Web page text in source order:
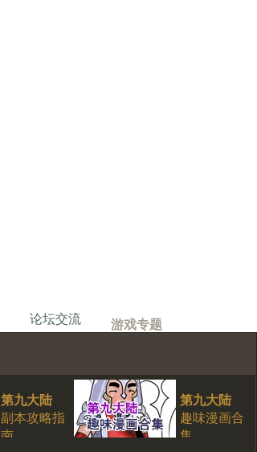
论坛交流 游戏专题
第九大陆
副本攻略指
南
第九大陆
趣味漫画合
集